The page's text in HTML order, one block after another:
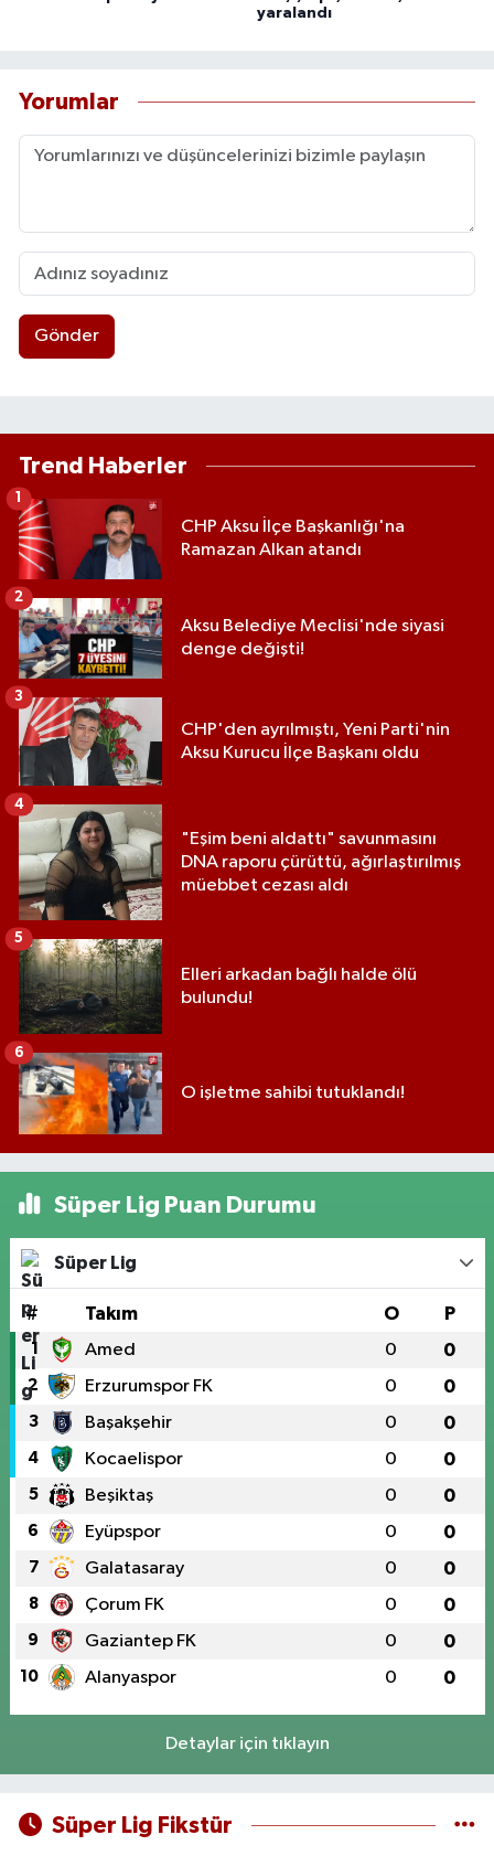
yaralandı
Yorumlar
Gönder
Trend Haberler
CHP Aksu İlçe Başkanlığı'na
Ramazan Alkan atandı
1
Aksu Belediye Meclisi'nde siyasi
denge değişti!
2
CHP'den ayrılmıştı, Yeni Parti'nin
Aksu Kurucu İlçe Başkanı oldu
3
"Eşim beni aldattı" savunmasını
DNA raporu çürüttü, ağırlaştırılmış
müebbet cezası aldı
4
Elleri arkadan bağlı halde ölü
bulundu!
5
O işletme sahibi tutuklandı!
6
Süper Lig Puan Durumu
Süper Lig
# Takım O P
1 Amed 0 0
2 Erzurumspor FK 0 0
3 Başakşehir 0 0
4 Kocaelispor 0 0
5 Beşiktaş 0 0
6 Eyüpspor 0 0
7 Galatasaray 0 0
8 Çorum FK 0 0
9 Gaziantep FK 0 0
10 Alanyaspor 0 0
Detaylar için tıklayın
Süper Lig Fikstür